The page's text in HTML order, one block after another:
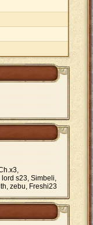
lord s23, Simbeli,
zebu, Freshi23